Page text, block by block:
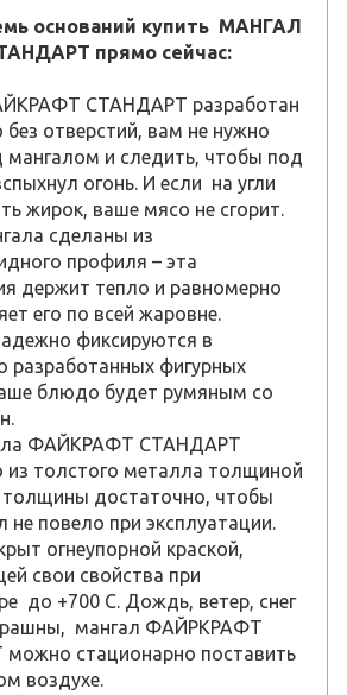
оснований купить МАНГАЛ
прямо сейчас:
СТАНДАРТ разработан
отверстий, вам не нужно
мангалом и следить, чтобы под
огонь. И если на угли
жирок, ваше мясо не сгорит.
сделаны из
профиля – эта
держит тепло и равномерно
его по всей жаровне.
фиксируются в
разработанных фигурных
блюдо будет румяным со
ФАЙКРАФТ СТАНДАРТ
из толстого металла толщиной
достаточно, чтобы
не повело при эксплуатации.
огнеупорной краской,
свои свойства при
до +700 С. Дождь, ветер, снег
мангал ФАЙРКРАФТ
стационарно поставить
воздухе.